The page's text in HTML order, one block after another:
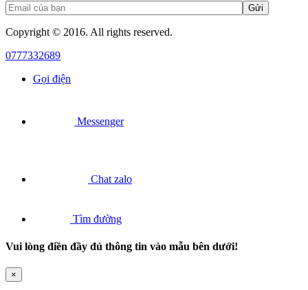
Copyright © 2016. All rights reserved.
0777332689
Gọi điện
Messenger
Chat zalo
Tìm đường
Vui lòng điền đầy đủ thông tin vào mẫu bên dưới!
×